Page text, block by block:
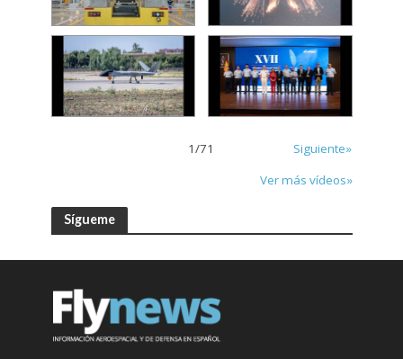
1/71
Siguiente»
Ver más vídeos»
Sígueme